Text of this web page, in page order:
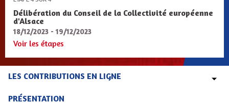
Délibération du Conseil de la Collectivité européenne
d'Alsace
18/12/2023 - 19/12/2023
Voir les étapes
LES CONTRIBUTIONS EN LIGNE
PRÉSENTATION